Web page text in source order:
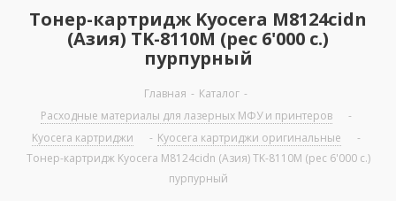
Тонер-картридж Kyocera M8124cidn
(Азия) TK-8110M (рес 6'000 c.)
пурпурный
Главная - Каталог -
Расходные материалы для лазерных МФУ и принтеров
-
Kyocera картриджи
- Kyocera картриджи оригинальные
-
Тонер-картридж Kyocera M8124cidn (Азия) TK-8110M (рес 6'000 c.)
пурпурный